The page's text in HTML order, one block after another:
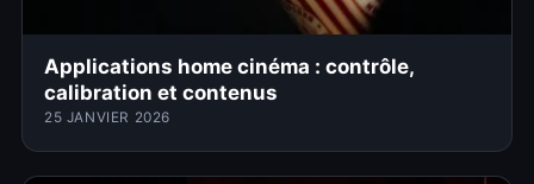
Applications home cinéma : contrôle,
calibration et contenus
25 JANVIER 2026